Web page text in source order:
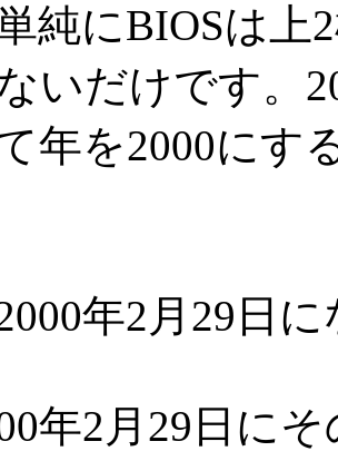
純にBIOSは上
いだけです。
年を2000にす
年2月29日
年2月29日に